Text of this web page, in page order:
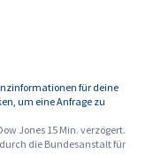
für deine
um eine Anfrage zu
Jones 15 Min. verzögert.
die Bundesanstalt für